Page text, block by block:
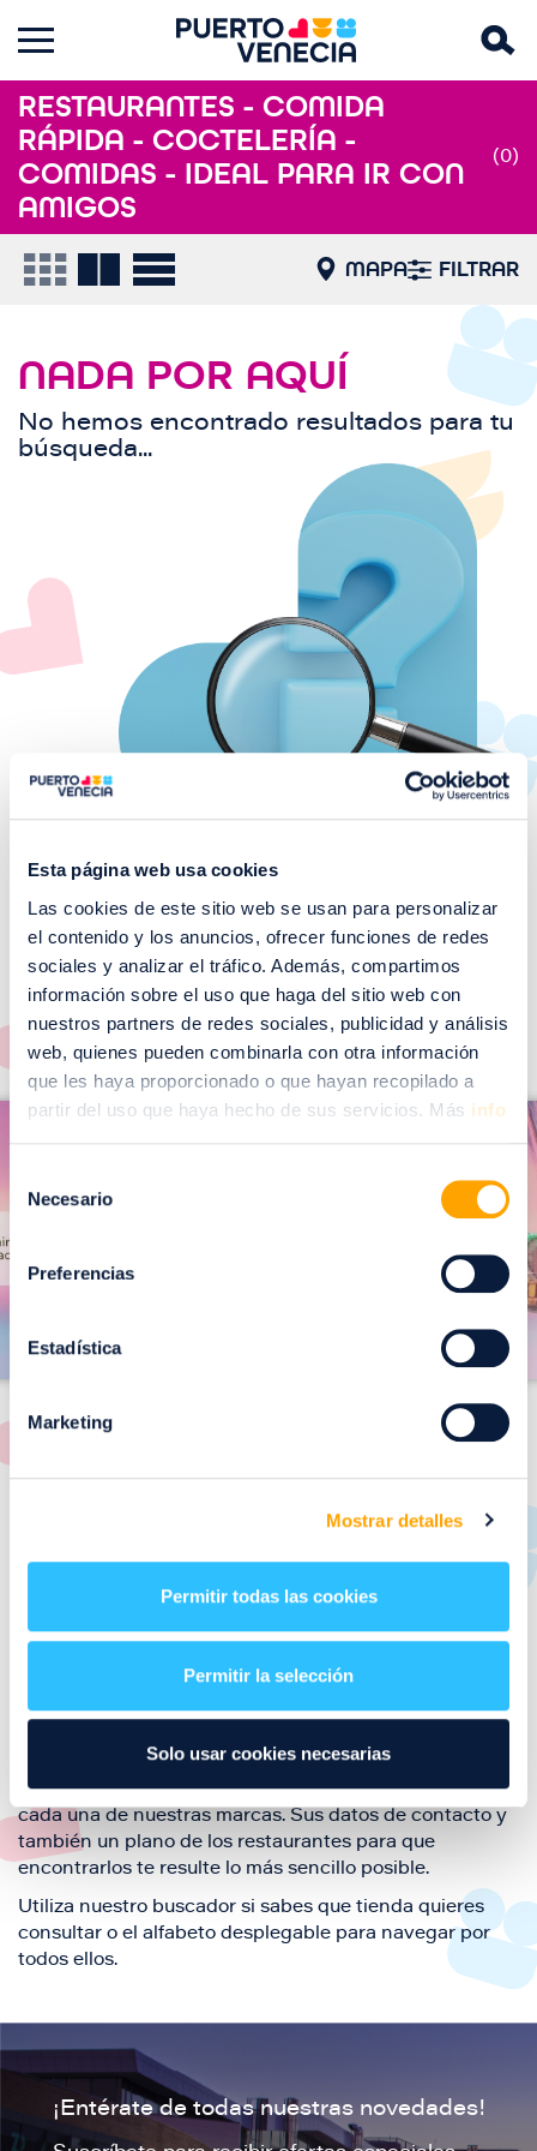
Esta página web usa cookies
Las cookies de este sitio web se usan para personalizar
el contenido y los anuncios, ofrecer funciones de redes
sociales y analizar el tráfico. Además, compartimos
información sobre el uso que haga del sitio web con
nuestros partners de redes sociales, publicidad y análisis
web, quienes pueden combinarla con otra información
que les haya proporcionado o que hayan recopilado a
partir del uso que haya hecho de sus servicios. Más info
Necesario
Preferencias
Estadística
Marketing
Mostrar detalles
Permitir todas las cookies
Permitir la selección
Solo usar cookies necesarias
RESTAURANTES - COMIDA
RÁPIDA - COCTELERÍA -
COMIDAS - IDEAL PARA IR CON
AMIGOS
(0)
MAPA FILTRAR
NADA POR AQUÍ
No hemos encontrado resultados para tu
búsqueda...
¡No te pierdas nuestros
EVENTOS!
Ver todos >
g
n
I
a
g
restaurantes de Puerto Venecia. Descubre las mejores
restaurantes de la ciudad de Zaragoza y disfruta
tu visita.
El este directorio de restaurantes de Puerto Venecia
podrás encontrar toda la información necesaria de
cada una de nuestras marcas. Sus datos de contacto y
también un plano de los restaurantes para que
encontrarlos te resulte lo más sencillo posible.
Utiliza nuestro buscador si sabes que tienda quieres
consultar o el alfabeto desplegable para navegar por
todos ellos.
¡Entérate de todas nuestras novedades!